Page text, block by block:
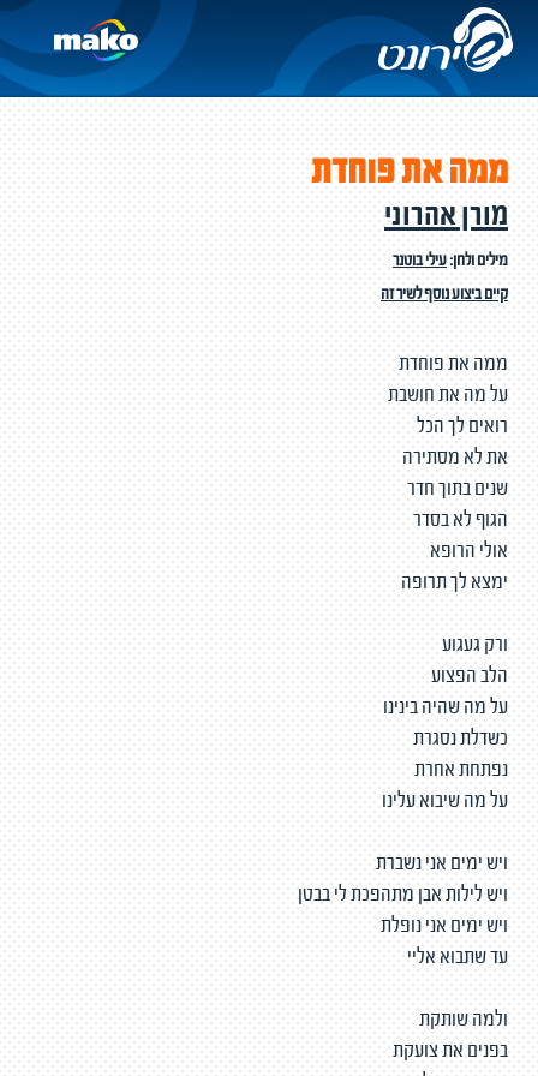
ממה את פוחדת
מורן אהרוני
מילים ולחן:עילי בוטנר
קיים ביצוע נוסף לשיר זה
ממה את פוחדת
על מה את חושבת
רואים לך הכל
את לא מסתירה
שנים בתוך חדר
הגוף לא בסדר
אולי הרופא
ימצא לך תרופה
ורק געגוע
הלב הפצוע
על מה שהיה בינינו
כשדלת נסגרת
נפתחת אחרת
על מה שיבוא עלינו
ויש ימים אני נשברת
ויש לילות אבן מתהפכת לי בבטן
ויש ימים אני נופלת
עד שתבוא אליי
ולמה שותקת
בפנים את צועקת